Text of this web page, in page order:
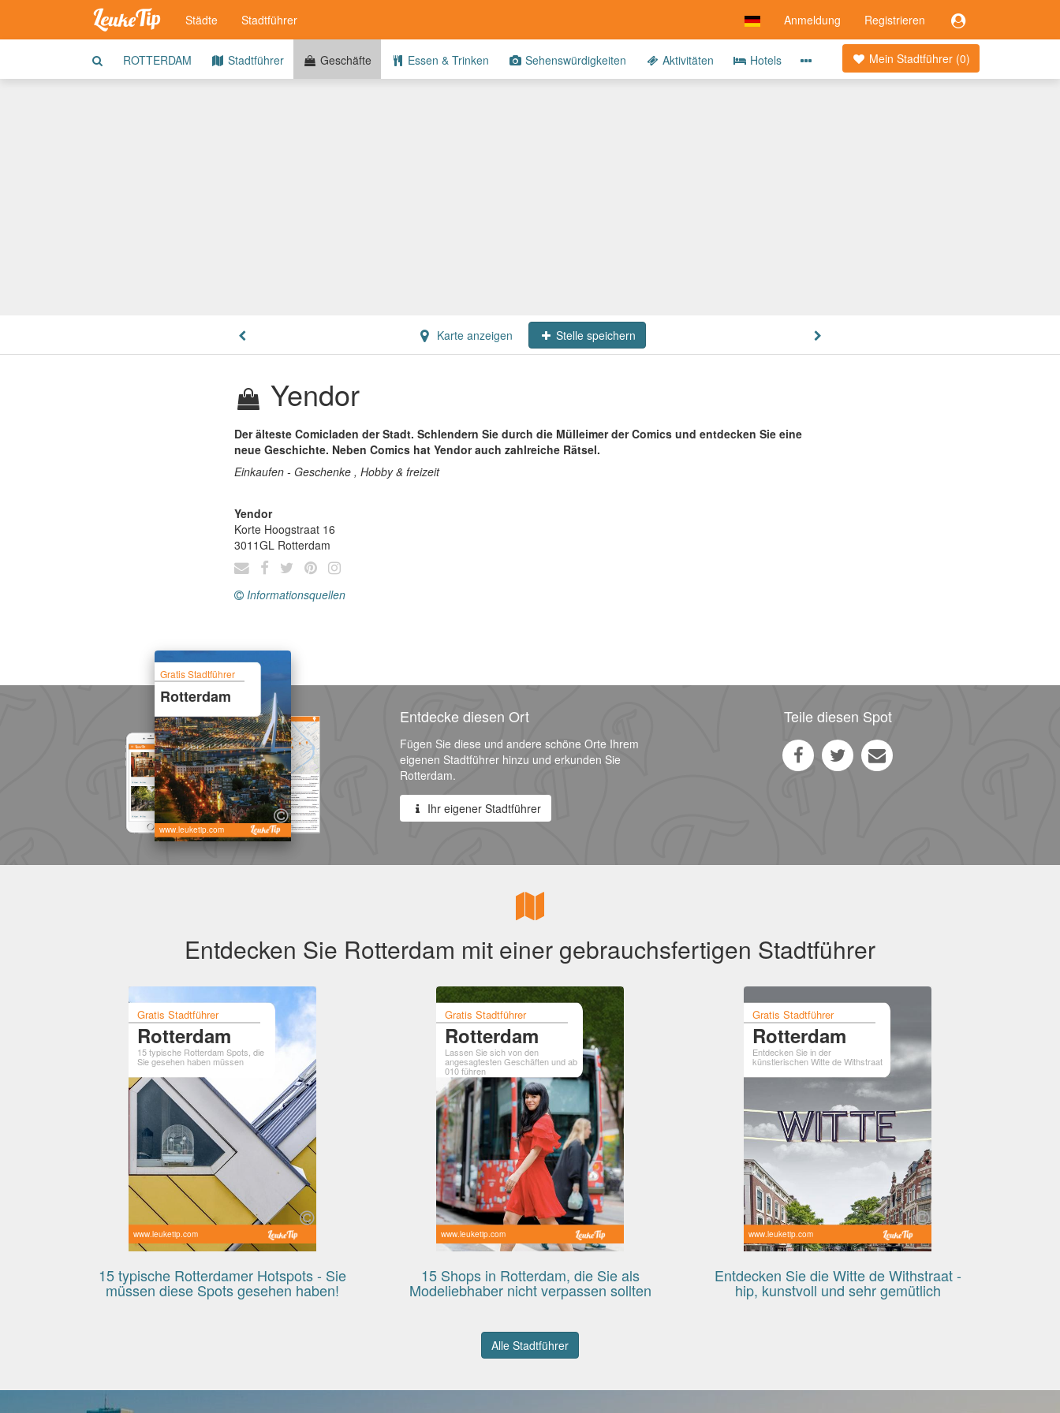
Anmeldung Registrieren
Städte Stadtführer
Mein Stadtführer (0)
ROTTERDAM Stadtführer Geschäfte Essen & Trinken Sehenswürdigkeiten Aktivitäten Hotels
Karte anzeigen Stelle speichern
Yendor
Der älteste Comicladen der Stadt. Schlendern Sie durch die Mülleimer der Comics und entdecken Sie eine
neue Geschichte. Neben Comics hat Yendor auch zahlreiche Rätsel.
Einkaufen - Geschenke , Hobby & freizeit
Yendor
Korte Hoogstraat 16
3011GL Rotterdam
Informationsquellen
Gratis Stadtführer
Rotterdam
www.leuketip.com
Entdecke diesen Ort
Fügen Sie diese und andere schöne Orte Ihrem
eigenen Stadtführer hinzu und erkunden Sie
Rotterdam.
Ihr eigener Stadtführer
Teile diesen Spot
Entdecken Sie Rotterdam mit einer gebrauchsfertigen Stadtführer
Gratis Stadtführer
Rotterdam
15 typische Rotterdam Spots, die
Sie gesehen haben müssen
www.leuketip.com
15 typische Rotterdamer Hotspots - Sie
müssen diese Spots gesehen haben!
Gratis Stadtführer
Rotterdam
Lassen Sie sich von den
angesagtesten Geschäften und ab
010 führen
www.leuketip.com
15 Shops in Rotterdam, die Sie als
Modeliebhaber nicht verpassen sollten
Gratis Stadtführer
Rotterdam
Entdecken Sie in der
künstlerischen Witte de Withstraat
www.leuketip.com
Entdecken Sie die Witte de Withstraat -
hip, kunstvoll und sehr gemütlich
Alle Stadtführer